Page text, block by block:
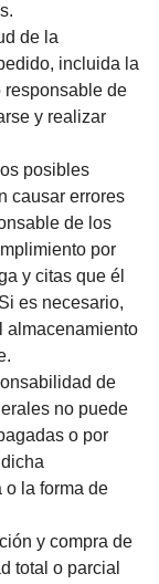
de la
incluida la
responsable de
y realizar
posibles
causar errores
de los
por
y citas que él
Si es necesario,
almacenamiento
de
no puede
o por
o la forma de
y compra de
total o parcial